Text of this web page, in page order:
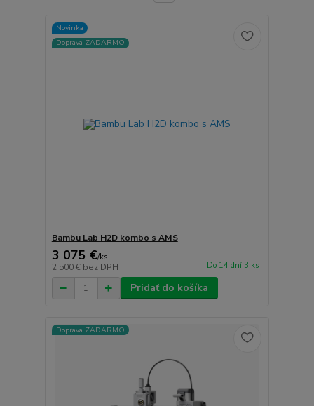
Novinka
Doprava ZADARMO
Bambu Lab H2D kombo s AMS
3 075 €/ks
2 500 € bez DPH Do 14 dní 3 ks
Pridať do košíka
Doprava ZADARMO